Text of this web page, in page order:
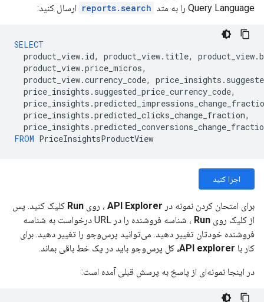
Query Language را به متد
reports.search ارسال کنید:
SELECT
product_view. id, product_view. title, product_view.
product_view.price_micros,
product_view.currency_code, price_insights .
price_insights . suggested_price_currency_code,
price_insights .
price_insights .predicted_clicks_change_fraction,
price_insights .
FROM PriceInsightsProductView
اجرا کنید
برای امتحان کردن نمونه در API Explorer ، روی Run کلیک کنید. پس
از کلیک روی Run
، شناسه فروشنده را در URL درخواست به شناسه
فروشنده خودتان تغییر دهید. می‌توانید پرس‌وجو را تغییر دهید. برای
کار با API explorer، کل پرس‌وجو باید در یک خط باقی بماند.
در اینجا نمونه‌ای از پاسخ به پرسش قبلی آمده است: